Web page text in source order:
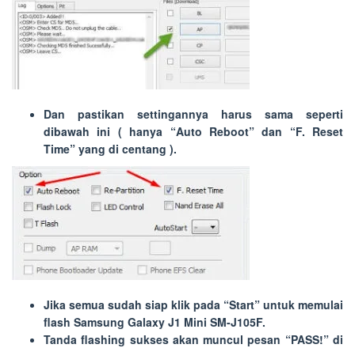
Dan pastikan settingannya harus sama seperti
dibawah ini ( hanya “Auto Reboot” dan “F. Reset
Time” yang di centang ).
Jika semua sudah siap klik pada “Start” untuk memulai
flash Samsung Galaxy J1 Mini SM-J105F.
Tanda flashing sukses akan muncul pesan “PASS!” di